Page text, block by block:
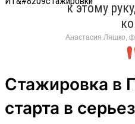
к этому
Анастасия Ляшко,
Стажировка в
старта в